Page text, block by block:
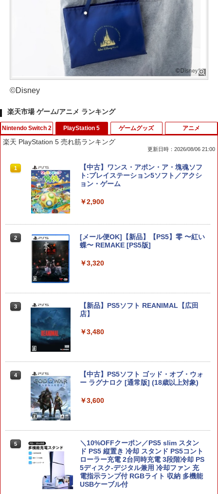
©Disney
楽天市場 ゲーム/アニメ ランキング
Nintendo Switch 2
1
任天堂 【Switch2】ゼノブレイド ディフ
ィニティブ・エディション Nintendo S
witch 2 Edition [NXS-P-AUBQB NSW2
ション]
ンス Switch2版(【初回封入特典】魔導
￥6,910
ヨッシーとフカシギの図鑑
【楽天ブックス限定特典】スプラトゥー
Nintendo Switch 2 ドンキーコング バ
ナンザ スイッチ2 ゲームソフト 新品 ゲ
ーム パッケージ版
PlayStation 5
楽天 PlayStation 5 売れ筋ランキング
更新日時：2026/08/06 21:00
1
【中古】ワンス・アポン・ア・塊魂ソフ
ト:プレイステーション5ソフト／アクシ
ョン・ゲーム
￥2,900
2
[メール便OK]【新品】【PS5】零 〜紅い
蝶〜 REMAKE [PS5版]
￥3,320
3
【新品】PS5ソフト REANIMAL【広田
店】
￥3,480
4
【中古】PS5ソフト ゴッド・オブ・ウォ
ー ラグナロク [通常版] (18歳以上対象)
￥3,600
5
＼10%OFFクーポン／PS5 slim スタン
ド PS5 縦置き 冷却 スタンド PS5コント
ローラー充電 2台同時充電 3段階冷却 PS
5ディスク-デジタル兼用 冷却ファン 充
電指示ランプ付 RGBライト 収納 多機能
USBケーブル付
ゲームグッズ アニメ